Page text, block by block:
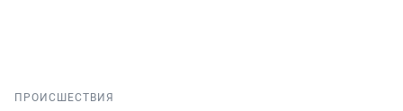
ПРОИСШЕСТВИЯ